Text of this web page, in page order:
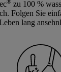
®zu 100 %
Folgen Sie
lang